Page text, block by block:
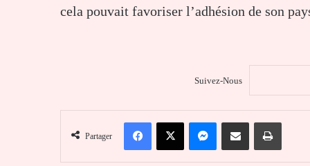
cela pouvait favoriser l’adhésion de son
Suivez-Nous
Partager
FacebookX MessengerPartager par email Imprimer